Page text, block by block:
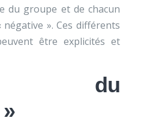
du groupe et de chacun
». Ces différents
être explicités et
du